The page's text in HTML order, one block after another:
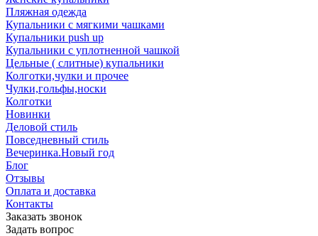
Пляжная одежда
Купальники с мягкими чашками
Купальники push up
Купальники с уплотненной чашкой
Цельные ( слитные) купальники
Колготки,чулки и прочее
Чулки,гольфы,носки
Колготки
Новинки
Деловой стиль
Повседневный стиль
Вечеринка.Новый год
Блог
Отзывы
Оплата и доставка
Контакты
Заказать звонок
Задать вопрос